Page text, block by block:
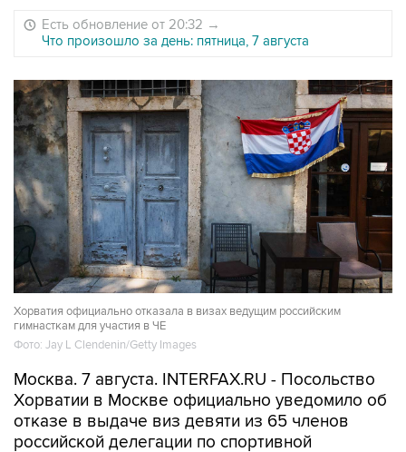
Есть обновление от 20:32 →
Что произошло за день: пятница, 7 августа
Хорватия официально отказала в визах ведущим российским
гимнасткам для участия в ЧЕ
Фото: Jay L Clendenin/Getty Images
Москва. 7 августа. INTERFAX.RU - Посольство
Хорватии в Москве официально уведомило об
отказе в выдаче виз девяти из 65 членов
российской делегации по спортивной